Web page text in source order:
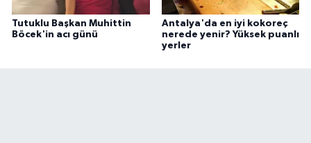
Tutuklu Başkan Muhittin
Böcek'in acı günü
Antalya'da en iyi kokoreç
nerede yenir? Yüksek puanlı
yerler